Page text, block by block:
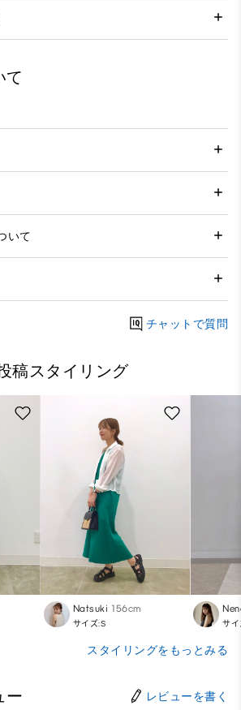
て
いて
チャットで質問
稿スタイリング
Natsuki 156cm
サイズ:S サイ
スタイリングをもっとみる
ー レビューを書く